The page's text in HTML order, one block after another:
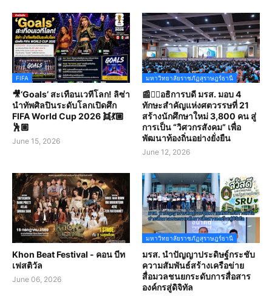
FIFA
🎥‘Goals’ สะเทือนเวทีโลก! ลิซ่า
นำทัพศิลปินระดับโลกเปิดศึก
FIFA World Cup 2026 👯💃🏼
🕺🏽
June 15, 2026
มหาวิทยาลัยราชภัฏสุราษฎร์ธานี
📰✍🏻อธิการบดี มรส. มอบ 4
ทักษะสำคัญแห่งศตวรรษที่ 21
สร้างนักศึกษาใหม่ 3,800 คน สู่
การเป็น “วิศวกรสังคม” เพื่อ
พัฒนาท้องถิ่นอย่างยั่งยืน
June 12, 2026
Khon Beat Festival - คอน บีท
เฟสติวัล
June 06, 2026
มหาวิทยาลัยราชภัฏสุราษฎร์ธานี
มรส. นำปัญญาประดิษฐ์กระชับ
ความสัมพันธ์สร้างเครือข่าย
สื่อมวลชนยกระดับการสื่อสาร
องค์กรสู่ดิจิทัล